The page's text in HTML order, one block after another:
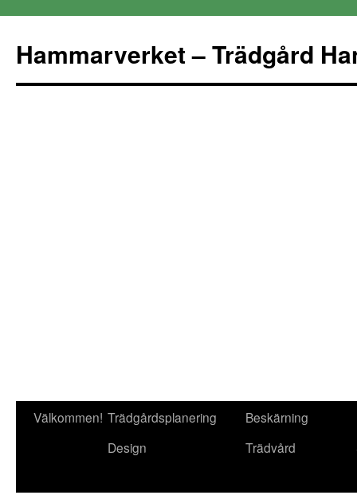
Hammarverket – Trädgård
GåVälkommen! Trädgårdsplanering
Design
Beskärning
Trädvård